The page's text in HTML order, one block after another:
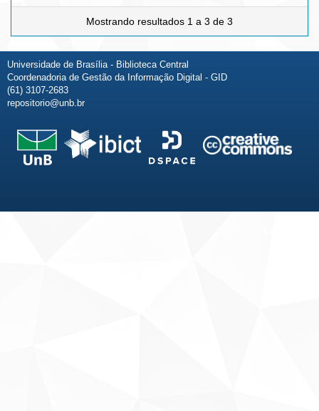
Mostrando resultados 1 a 3 de 3
Universidade de Brasília - Biblioteca Central
Coordenadoria de Gestão da Informação Digital - GID
(61) 3107-2683
repositorio@unb.br